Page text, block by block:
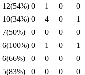
12(54%) 0 1 0
0
10(34%) 0 4 0
1
7(50%) 0 0 0
0
6(100%) 0 1 0
1
6(66%) 0 0 0
0
5(83%) 0 0 0
0